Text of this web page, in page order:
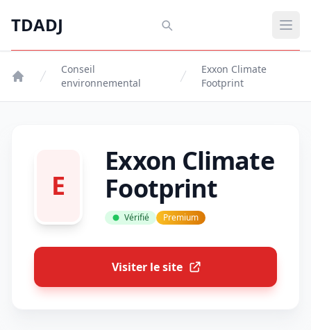
TDADJ
TDADJ
Conseil
environnemental
Exxon Climate
Footprint
E
Exxon Climate
Footprint
Vérifié Premium
Visiter le site